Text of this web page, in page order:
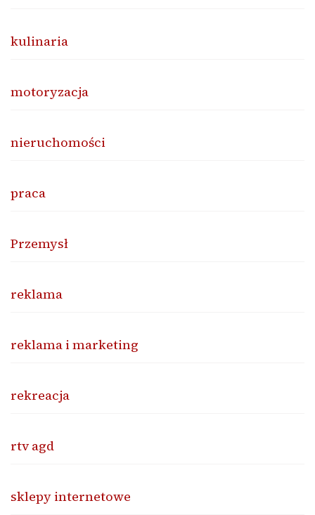
kulinaria
motoryzacja
nieruchomości
praca
Przemysł
reklama
reklama i marketing
rekreacja
rtv agd
sklepy internetowe